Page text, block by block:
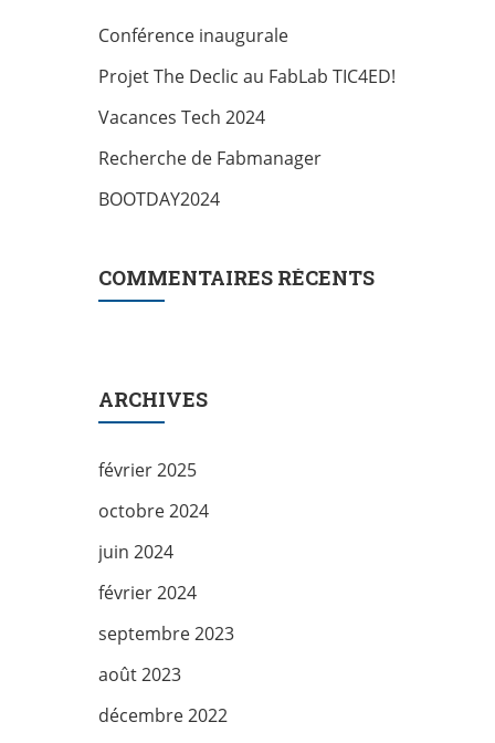
Conférence inaugurale
Projet The Declic au FabLab TIC4ED!
Vacances Tech 2024
Recherche de Fabmanager
BOOTDAY2024
COMMENTAIRES RÉCENTS
ARCHIVES
février 2025
octobre 2024
juin 2024
février 2024
septembre 2023
août 2023
décembre 2022